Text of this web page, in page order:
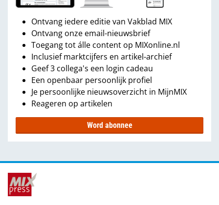
Ontvang iedere editie van Vakblad MIX
Ontvang onze email-nieuwsbrief
Toegang tot álle content op MIXonline.nl
Inclusief marktcijfers en artikel-archief
Geef 3 collega's een login cadeau
Een openbaar persoonlijk profiel
Je persoonlijke nieuwsoverzicht in MijnMIX
Reageren op artikelen
Word abonnee